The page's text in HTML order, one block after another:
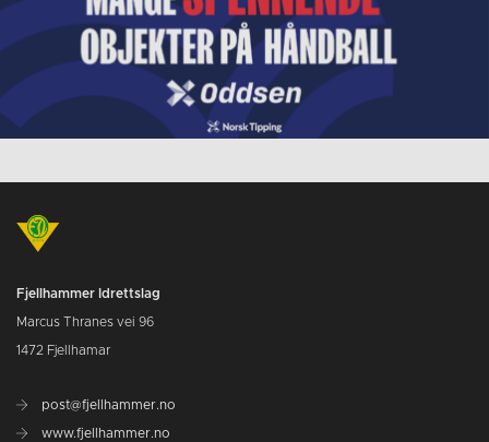
Fjellhammer Idrettslag
Marcus Thranes vei 96
1472 Fjellhamar
post@fjellhammer.no
www.fjellhammer.no